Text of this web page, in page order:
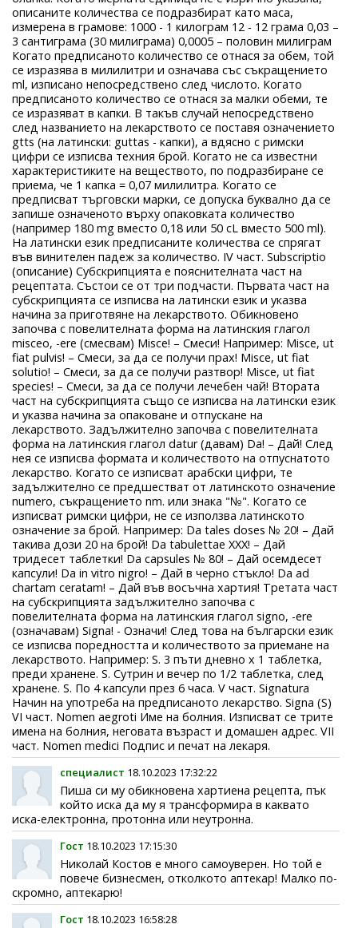
описаните количества се подразбират като маса,
измерена в грамове: 1000 - 1 килограм 12 - 12 грама 0,03 –
3 сантиграма (30 милиграма) 0,0005 – половин милиграм
Когато предписаното количество се отнася за обем, той
се изразява в милилитри и означава със съкращението
ml, изписано непосредствено след числото. Когато
предписаното количество се отнася за малки обеми, те
се изразяват в капки. В такъв случай непосредствено
след названието на лекарството се поставя означението
gtts (на латински: guttas - капки), а вдясно с римски
цифри се изписва техния брой. Когато не са известни
характеристиките на веществото, по подразбиране се
приема, че 1 капка = 0,07 милилитра. Когато се
предписват търговски марки, се допуска буквално да се
запише означеното върху опаковката количество
(например 180 mg вместо 0,18 или 50 cL вместо 500 ml).
На латински език предписаните количества се спрягат
във винителен падеж за количество. IV част. Subscriptio
(описание) Субскрипцията е пояснителната част на
рецептата. Състои се от три подчасти. Първата част на
субскрипцията се изписва на латински език и указва
начина за приготвяне на лекарството. Обикновено
започва с повелителната форма на латинския глагол
misceo, -ere (смесвам) Misce! – Смеси! Например: Misce, ut
fiat pulvis! – Смеси, за да се получи прах! Misce, ut fiat
solutio! – Смеси, за да се получи разтвор! Misce, ut fiat
species! – Смеси, за да се получи лечебен чай! Втората
част на субскрипцията също се изписва на латински език
и указва начина за опаковане и отпускане на
лекарството. Задължително започва с повелителната
форма на латинския глагол datur (давам) Da! – Дай! След
нея се изписва формата и количеството на отпуснатото
лекарство. Когато се изписват арабски цифри, те
задължително се предшестват от латинското означение
numero, съкращението nm. или знака "№". Когато се
изписват римски цифри, не се използва латинското
означение за брой. Например: Da tales doses № 20! – Дай
такива дози 20 на брой! Da tabulettae XXX! – Дай
тридесет таблетки! Da capsules № 80! – Дай осемдесет
капсули! Da in vitro nigro! – Дай в черно стъкло! Da ad
chartam ceratam! – Дай във восъчна хартия! Третата част
на субскрипцията задължително започва с
повелителната форма на латинския глагол signo, -ere
(означавам) Signa! - Означи! След това на български език
се изписва поредността и количеството за приемане на
лекарството. Например: S. 3 пъти дневно х 1 таблетка,
преди хранене. S. Сутрин и вечер по 1/2 таблетка, след
хранене. S. По 4 капсули през 6 часа. V част. Signatura
Начин на употреба на предписаното лекарство. Signa (S)
VI част. Nomen aegroti Име на болния. Изписват се трите
имена на болния, неговата възраст и домашен адрес. VII
част. Nomen medici Подпис и печат на лекаря.
специалист 18.10.2023 17:32:22
Пиша си му обикновена хартиена рецепта, пък
който иска да му я трансформира в каквато
иска-електронна, протонна или неутронна.
Гост 18.10.2023 17:15:30
Николай Костов е много самоуверен. Но той е
повече бизнесмен, отколкото аптекар! Малко по-
скромно, аптекарю!
Гост 18.10.2023 16:58:28